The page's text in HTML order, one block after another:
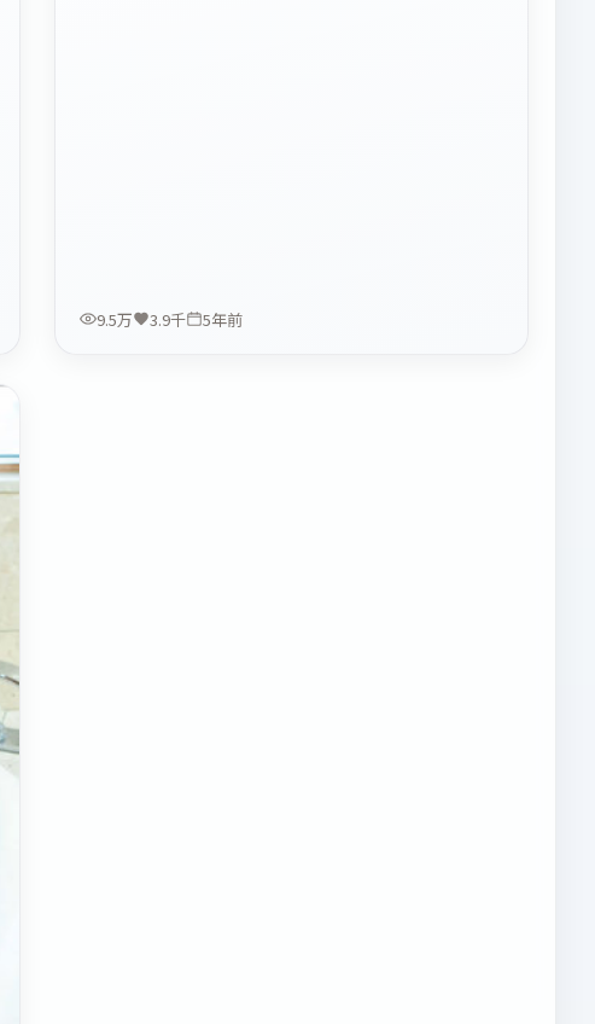
9.5万 3.9千 5年前